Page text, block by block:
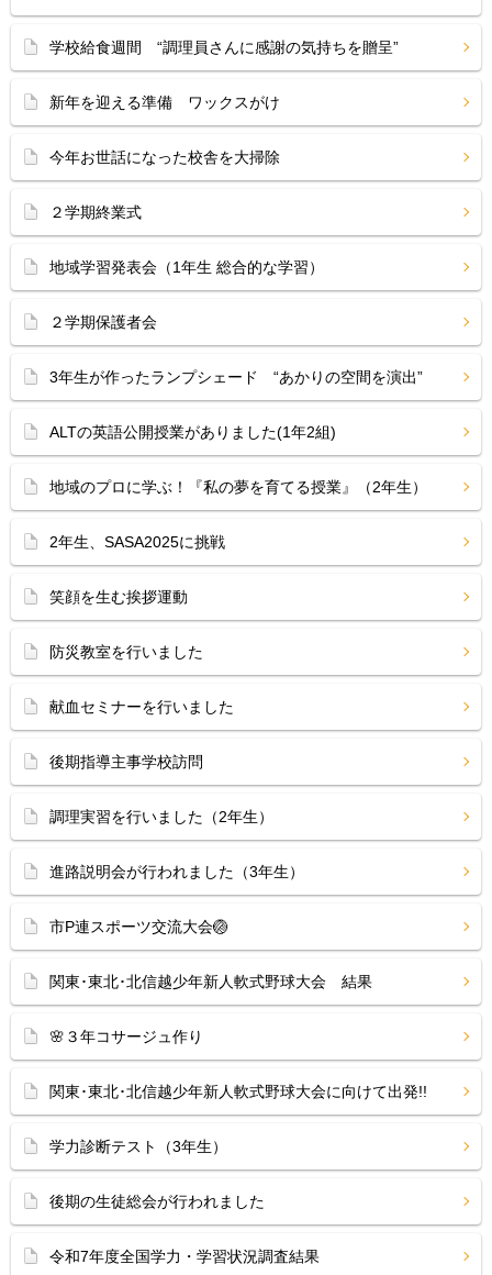
学校給食週間 “調理員さんに感謝の気持ちを贈呈”
新年を迎える準備 ワックスがけ
今年お世話になった校舎を大掃除
２学期終業式
地域学習発表会（1年生 総合的な学習）
２学期保護者会
3年生が作ったランプシェード “あかりの空間を演出”
ALTの英語公開授業がありました(1年2組)
地域のプロに学ぶ！『私の夢を育てる授業』（2年生）
2年生、SASA2025に挑戦
笑顔を生む挨拶運動
防災教室を行いました
献血セミナーを行いました
後期指導主事学校訪問
調理実習を行いました（2年生）
進路説明会が行われました（3年生）
市P連スポーツ交流大会🏐
関東･東北･北信越少年新人軟式野球大会 結果
🌸３年コサージュ作り
関東･東北･北信越少年新人軟式野球大会に向けて出発!!
学力診断テスト（3年生）
後期の生徒総会が行われました
令和7年度全国学力・学習状況調査結果